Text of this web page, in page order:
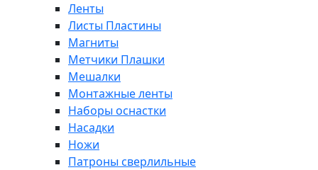
Ленты
Листы Пластины
Магниты
Метчики Плашки
Мешалки
Монтажные ленты
Наборы оснастки
Насадки
Ножи
Патроны сверлильные